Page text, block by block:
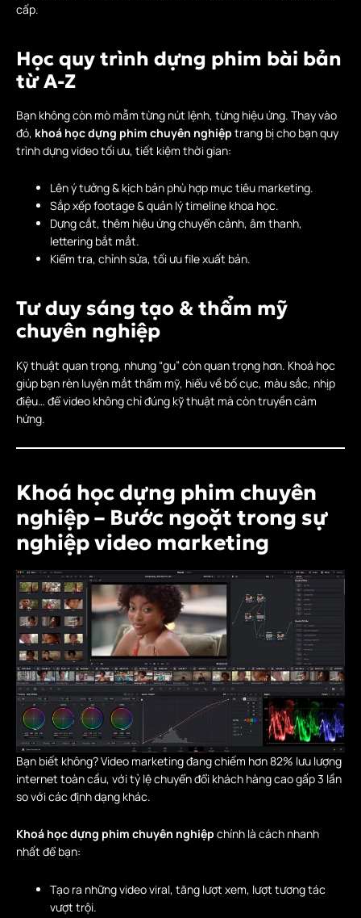
cấp.
Học quy trình dựng phim bài bản
từ A-Z
Bạn không còn mò mẫm từng nút lệnh, từng hiệu ứng. Thay vào
đó, khoá học dựng phim chuyên nghiệp trang bị cho bạn quy
trình dựng video tối ưu, tiết kiệm thời gian:
Lên ý tưởng & kịch bản phù hợp mục tiêu marketing.
Sắp xếp footage & quản lý timeline khoa học.
Dựng cắt, thêm hiệu ứng chuyển cảnh, âm thanh,
lettering bắt mắt.
Kiểm tra, chỉnh sửa, tối ưu file xuất bản.
Tư duy sáng tạo & thẩm mỹ
chuyên nghiệp
Kỹ thuật quan trọng, nhưng “gu” còn quan trọng hơn. Khoá học
giúp bạn rèn luyện mắt thẩm mỹ, hiểu về bố cục, màu sắc, nhịp
điệu… để video không chỉ đúng kỹ thuật mà còn truyền cảm
hứng.
Khoá học dựng phim chuyên
nghiệp – Bước ngoặt trong sự
nghiệp video marketing
Bạn biết không? Video marketing đang chiếm hơn 82% lưu lượng
internet toàn cầu, với tỷ lệ chuyển đổi khách hàng cao gấp 3 lần
so với các định dạng khác.
Khoá học dựng phim chuyên nghiệp chính là cách nhanh
nhất để bạn:
Tạo ra những video viral, tăng lượt xem, lượt tương tác
vượt trội.